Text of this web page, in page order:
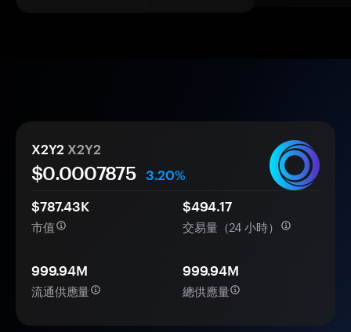
X2Y2 X2Y2
$0.0007875
3.20%
$787.43K
市值
$494.17
交易量（24 小時）
999.94M
流通供應量
999.94M
總供應量